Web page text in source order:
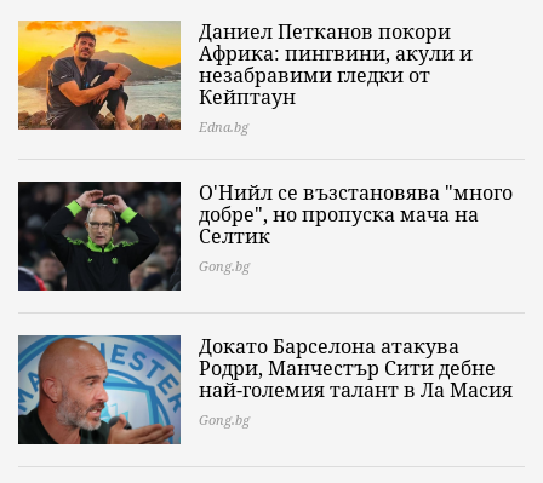
Даниел Петканов покори
Африка: пингвини, акули и
незабравими гледки от
Кейптаун
Edna.bg
О'Нийл се възстановява "много
добре", но пропуска мача на
Селтик
Gong.bg
Докато Барселона атакува
Родри, Манчестър Сити дебне
най-големия талант в Ла Масия
Gong.bg